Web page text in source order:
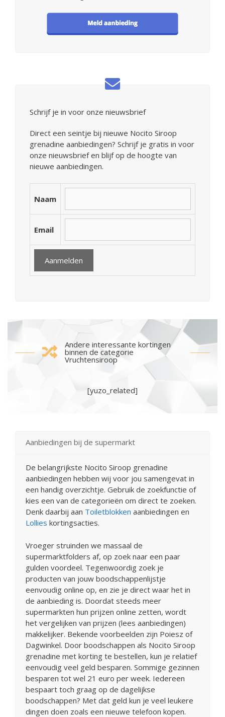
Schrijf je in voor onze nieuwsbrief
Direct een seintje bij nieuwe Nocito Siroop
grenadine aanbiedingen? Schrijf je gratis in voor
onze nieuwsbrief en blijf op de hoogte van
nieuwe aanbiedingen.
Naam
Email
Andere interessante kortingen
binnen de categorie
Vruchtensiroop
[yuzo_related]
Aanbiedingen bij de supermarkt
De belangrijkste Nocito Siroop grenadine
aanbiedingen hebben wij voor jou samengevat in
een handig overzichtje. Gebruik de zoekfunctie of
kies een van de categorieën om direct te zoeken.
Denk daarbij aan Toiletblokken aanbiedingen en
Lollies kortingsacties.
Vroeger struinden we massaal de
supermarktfolders af, op zoek naar een paar
gulden voordeel. Tegenwoordig zoek je
producten van jouw boodschappenlijstje
eenvoudig online op, en zie je direct waar het in
de aanbieding is. Doordat steeds meer
supermarkten hun prijzen online zetten, wordt
het vergelijken van prijzen (lees aanbiedingen)
makkelijker. Bekende voorbeelden zijn Poiesz of
Dagwinkel. Door boodschappen als Nocito Siroop
grenadine met korting te bestellen, kun je relatief
eenvoudig veel geld besparen. Sommige gezinnen
besparen tot wel 21 euro per week. Iedereen
bespaart toch graag op de dagelijkse
boodschappen? Met dat geld kun je veel leukere
dingen doen zoals een nieuwe telefoon kopen.